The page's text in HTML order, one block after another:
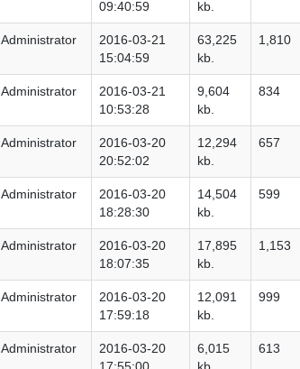
09:40:59
kb.
Administrator
2016-03-21
15:04:59
63,225
kb.
1,810
Administrator
2016-03-21
10:53:28
9,604
kb.
834
Administrator
2016-03-20
20:52:02
12,294
kb.
657
Administrator
2016-03-20
18:28:30
14,504
kb.
599
Administrator
2016-03-20
18:07:35
17,895
kb.
1,153
Administrator
2016-03-20
17:59:18
12,091
kb.
999
Administrator
2016-03-20
17:55:00
6,015
kb.
613